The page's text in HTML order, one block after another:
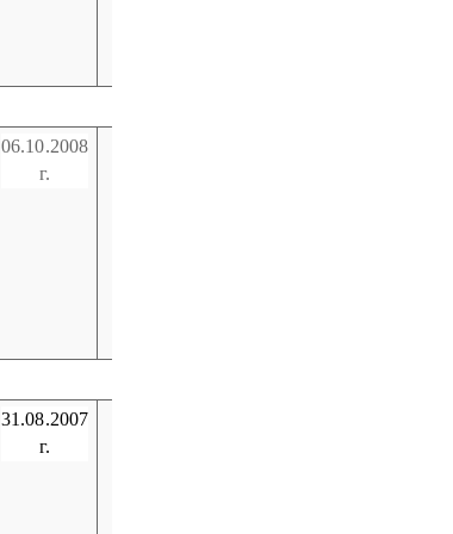
06.10.2008
г.
31.08.2007
г.